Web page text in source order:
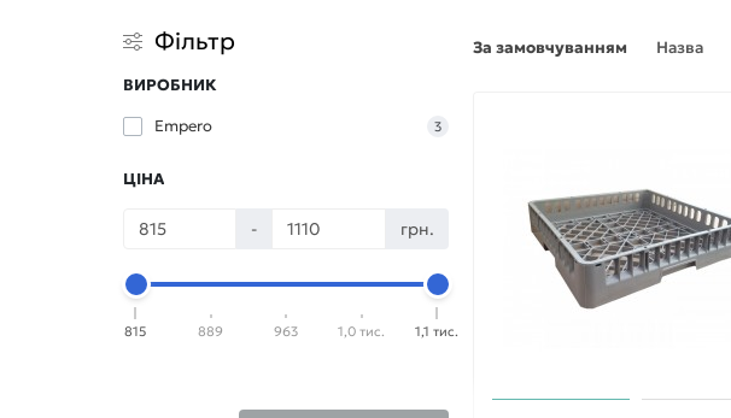
Фільтр
ВИРОБНИК
Empero
3
ЦІНА
- грн.
815 889 963 1,0 тис. 1,1 тис.
За замовчуванням Назва